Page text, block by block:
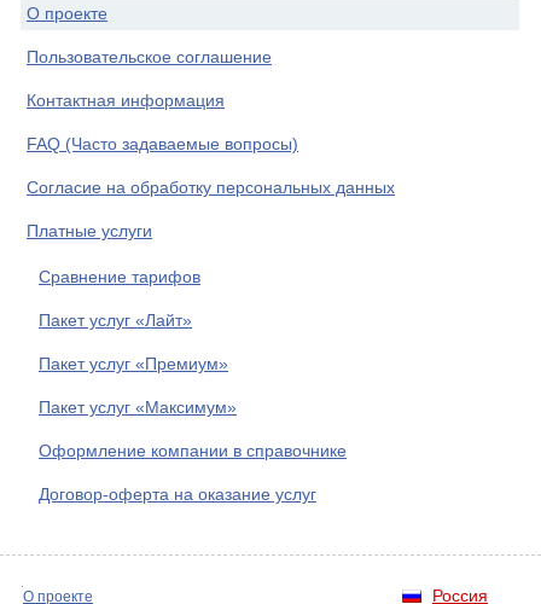
О проекте
Пользовательское соглашение
Контактная информация
FAQ (Часто задаваемые вопросы)
Согласие на обработку персональных данных
Платные услуги
Сравнение тарифов
Пакет услуг «Лайт»
Пакет услуг «Премиум»
Пакет услуг «Максимум»
Оформление компании в справочнике
Договор-оферта на оказание услуг
Россия
О проекте